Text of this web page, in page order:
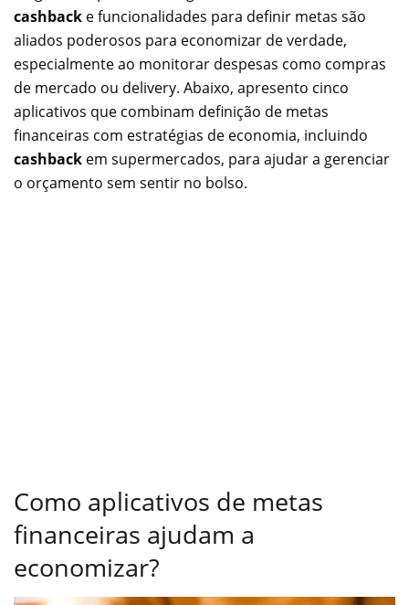
cashback e funcionalidades para definir metas são
aliados poderosos para economizar de verdade,
especialmente ao monitorar despesas como compras
de mercado ou delivery. Abaixo, apresento cinco
aplicativos que combinam definição de metas
financeiras com estratégias de economia, incluindo
cashback em supermercados, para ajudar a gerenciar
o orçamento sem sentir no bolso.
Como aplicativos de metas
financeiras ajudam a
economizar?